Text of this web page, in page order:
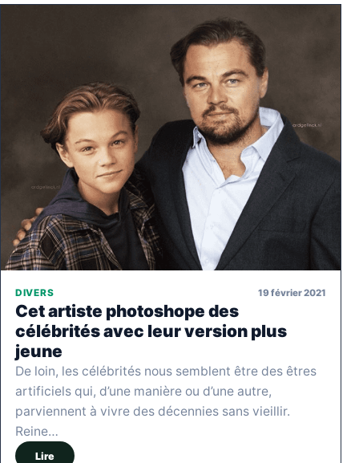
DIVERS 19 février 2021
Cet artiste photoshope des
célébrités avec leur version plus
jeune
De loin, les célébrités nous semblent être des êtres
artificiels qui, d’une manière ou d’une autre,
parviennent à vivre des décennies sans vieillir.
Reine…
Lire